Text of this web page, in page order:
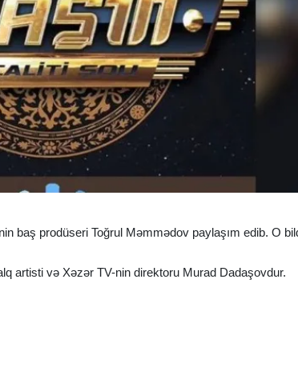
baş prodüseri Toğrul Məmmədov paylaşım edib. O
artisti və Xəzər TV-nin direktoru Murad Dadaşovdur.